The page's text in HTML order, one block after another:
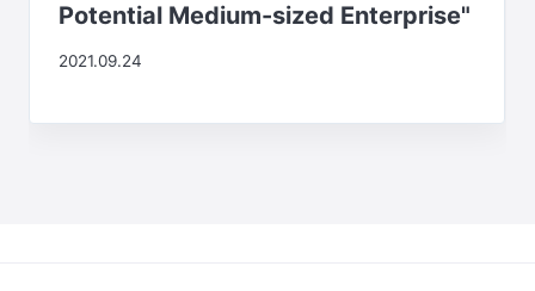
Potential Medium-sized Enterprise"
2021.09.24